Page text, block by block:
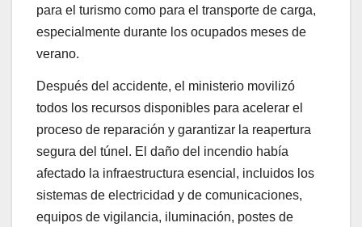
para el turismo como para el transporte de carga,
especialmente durante los ocupados meses de
verano.
Después del accidente, el ministerio movilizó
todos los recursos disponibles para acelerar el
proceso de reparación y garantizar la reapertura
segura del túnel. El daño del incendio había
afectado la infraestructura esencial, incluidos los
sistemas de electricidad y de comunicaciones,
equipos de vigilancia, iluminación, postes de